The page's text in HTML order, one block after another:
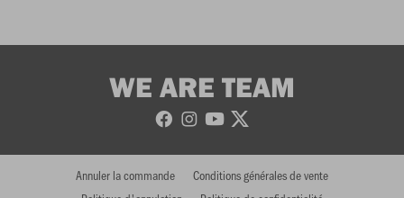
WE ARE TEAM
Annuler la commande
Conditions générales de vente